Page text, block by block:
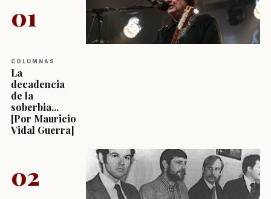
01
COLUMNAS
La
decadencia
de la
soberbia...
[Por Mauricio
Vidal Guerra]
02